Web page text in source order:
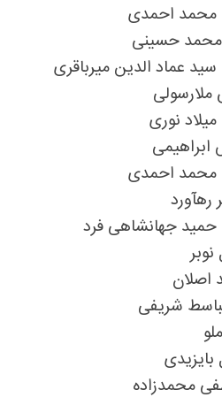
محمد احمدی
محمد حسینى
عماد الدین میرباقری
ملارسولى
نوری
ابراهیمى
محمد احمدی
رهآورد
جهانشاهی فرد
اصلان
شریفی
محمدزاده